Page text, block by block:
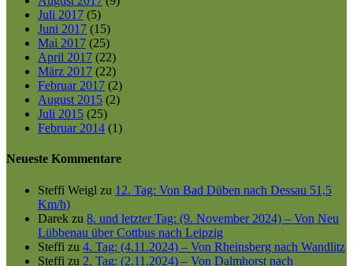
Juli 2017 (5)
Juni 2017 (15)
Mai 2017 (25)
April 2017 (22)
März 2017 (22)
Februar 2017 (2)
August 2015 (2)
Juli 2015 (25)
Februar 2014 (1)
Neueste Kommentare
Steffi Weigl zu 12. Tag: Von Bad Düben nach Dessau 51,5
Km/h)
Darek zu 8. und letzter Tag: (9. November 2024) – Von Neu
Lübbenau über Cottbus nach Leipzig
Steffi zu 4. Tag: (4.11.2024) – Von Rheinsberg nach Wandlitz
Steffi zu 2. Tag: (2.11.2024) – Von Dalmhorst nach